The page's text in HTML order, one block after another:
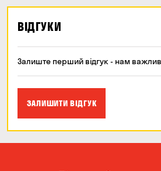
ВІДГУКИ
Залиште перший відгук - нам
ЗАЛИШИТИ ВІДГУК